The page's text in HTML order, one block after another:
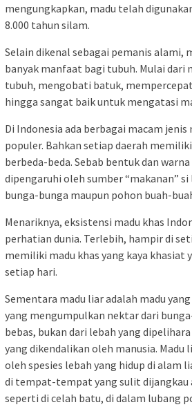
mengungkapkan, madu telah
8.000 tahun silam.
Selain dikenal sebagai pemanis alami,
banyak manfaat bagi tubuh. Mulai dari
tubuh, mengobati batuk,
hingga sangat baik untuk mengatasi
Di Indonesia ada berbagai macam jenis
populer. Bahkan setiap daerah
berbeda-beda. Sebab bentuk dan
dipengaruhi oleh sumber “makanan”
bunga-bunga maupun pohon buah-
Menariknya, eksistensi madu khas
perhatian dunia. Terlebih, hampir di
memiliki madu khas yang kaya khasiat
setiap hari.
Sementara madu liar adalah madu
yang mengumpulkan nektar dari
bebas, bukan dari lebah yang
yang dikendalikan oleh manusia. Madu
oleh spesies lebah yang hidup di alam
di tempat-tempat yang sulit dijangkau
seperti di celah batu, di dalam lubang